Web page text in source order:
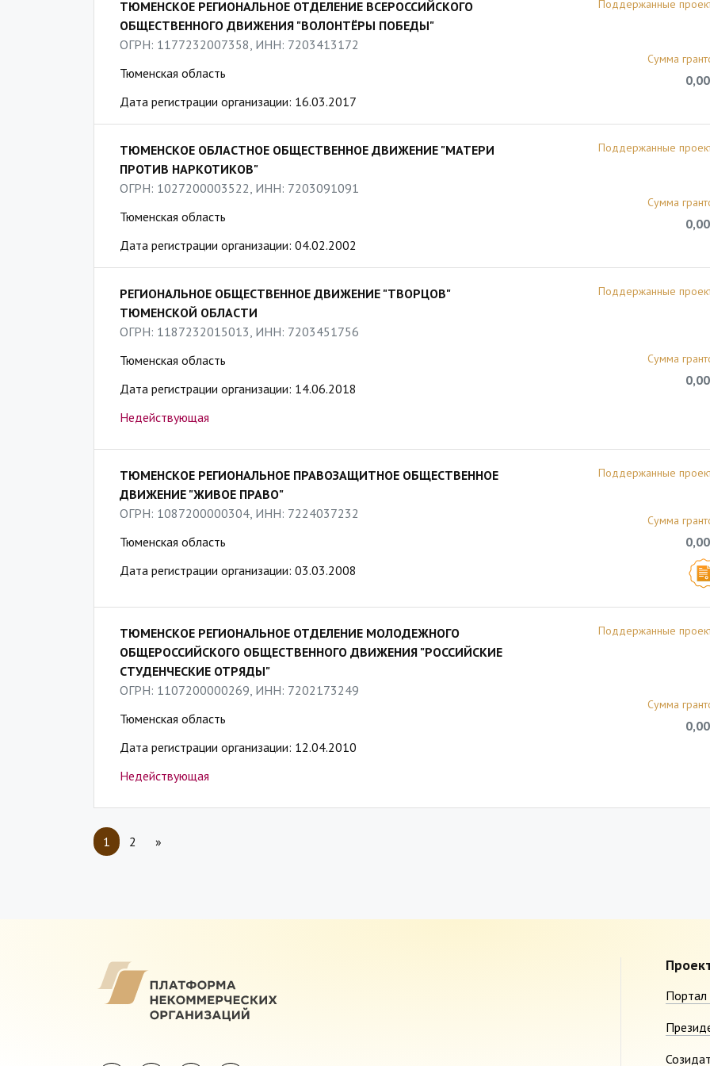
ТЮМЕНСКОЕ РЕГИОНАЛЬНОЕ ОТДЕЛЕНИЕ ВСЕРОССИЙСКОГО
ОБЩЕСТВЕННОГО ДВИЖЕНИЯ "ВОЛОНТЁРЫ ПОБЕДЫ"
ОГРН: 1177232007358, ИНН: 7203413172
Тюменская область
Дата регистрации организации: 16.03.2017
Поддержанные
Сумма
ТЮМЕНСКОЕ ОБЛАСТНОЕ ОБЩЕСТВЕННОЕ ДВИЖЕНИЕ "МАТЕРИ
ПРОТИВ НАРКОТИКОВ"
ОГРН: 1027200003522, ИНН: 7203091091
Тюменская область
Дата регистрации организации: 04.02.2002
Поддержанные
Сумма
РЕГИОНАЛЬНОЕ ОБЩЕСТВЕННОЕ ДВИЖЕНИЕ "ТВОРЦОВ"
ТЮМЕНСКОЙ ОБЛАСТИ
ОГРН: 1187232015013, ИНН: 7203451756
Тюменская область
Дата регистрации организации: 14.06.2018
Недействующая
Поддержанные
Сумма
ТЮМЕНСКОЕ РЕГИОНАЛЬНОЕ ПРАВОЗАЩИТНОЕ ОБЩЕСТВЕННОЕ
ДВИЖЕНИЕ "ЖИВОЕ ПРАВО"
ОГРН: 1087200000304, ИНН: 7224037232
Тюменская область
Дата регистрации организации: 03.03.2008
Поддержанные
Сумма
ТЮМЕНСКОЕ РЕГИОНАЛЬНОЕ ОТДЕЛЕНИЕ МОЛОДЕЖНОГО
ОБЩЕРОССИЙСКОГО ОБЩЕСТВЕННОГО ДВИЖЕНИЯ "РОССИЙСКИЕ
СТУДЕНЧЕСКИЕ ОТРЯДЫ"
ОГРН: 1107200000269, ИНН: 7202173249
Тюменская область
Дата регистрации организации: 12.04.2010
Недействующая
Поддержанные
Сумма
1 2 »
Портал